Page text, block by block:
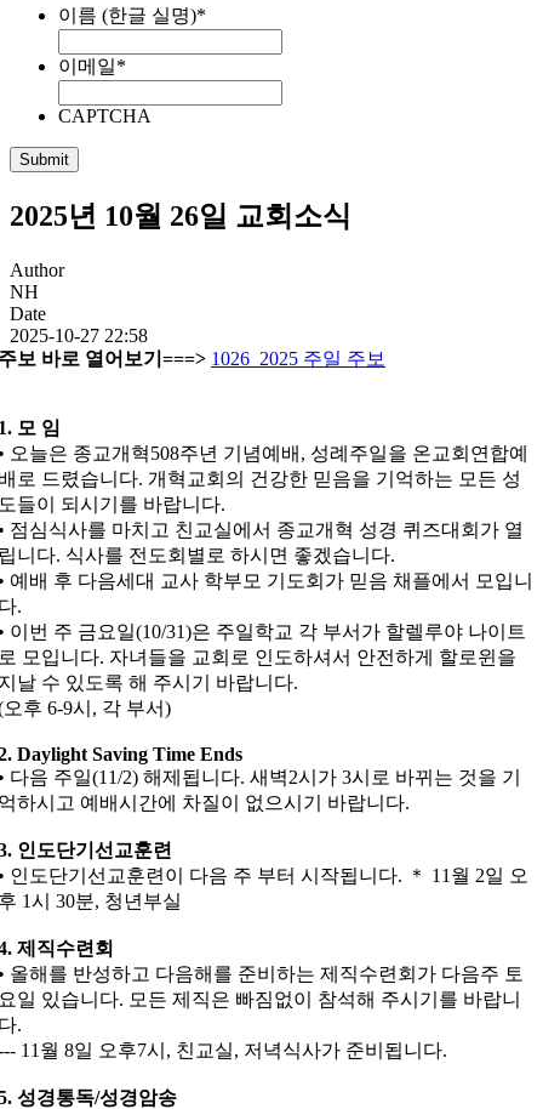
이름 (한글 실명)*
이메일*
CAPTCHA
2025년 10월 26일 교회소식
Author
NH
Date
2025-10-27 22:58
보 바로 열어보기===> 1026_2025 주일 주보
모 임
오늘은 종교개혁508주년 기념예배, 성례주일을 온교회연합예
로 드렸습니다. 개혁교회의 건강한 믿음을 기억하는 모든 성
들이 되시기를 바랍니다.
점심식사를 마치고 친교실에서 종교개혁 성경 퀴즈대회가 열
니다. 식사를 전도회별로 하시면 좋겠습니다.
예배 후 다음세대 교사 학부모 기도회가 믿음 채플에서 모입니
.
이번 주 금요일(10/31)은 주일학교 각 부서가 할렐루야 나이트
모입니다. 자녀들을 교회로 인도하셔서 안전하게 할로윈을
날 수 있도록 해 주시기 바랍니다.
오후 6-9시, 각 부서)
Daylight Saving Time Ends
다음 주일(11/2) 해제됩니다. 새벽2시가 3시로 바뀌는 것을 기
하시고 예배시간에 차질이 없으시기 바랍니다.
인도단기선교훈련
인도단기선교훈련이 다음 주 부터 시작됩니다. ＊ 11월 2일 오
1시 30분, 청년부실
제직수련회
올해를 반성하고 다음해를 준비하는 제직수련회가 다음주 토
일 있습니다. 모든 제직은 빠짐없이 참석해 주시기를 바랍니
.
11월 8일 오후7시, 친교실, 저녁식사가 준비됩니다.
성경통독/성경암송